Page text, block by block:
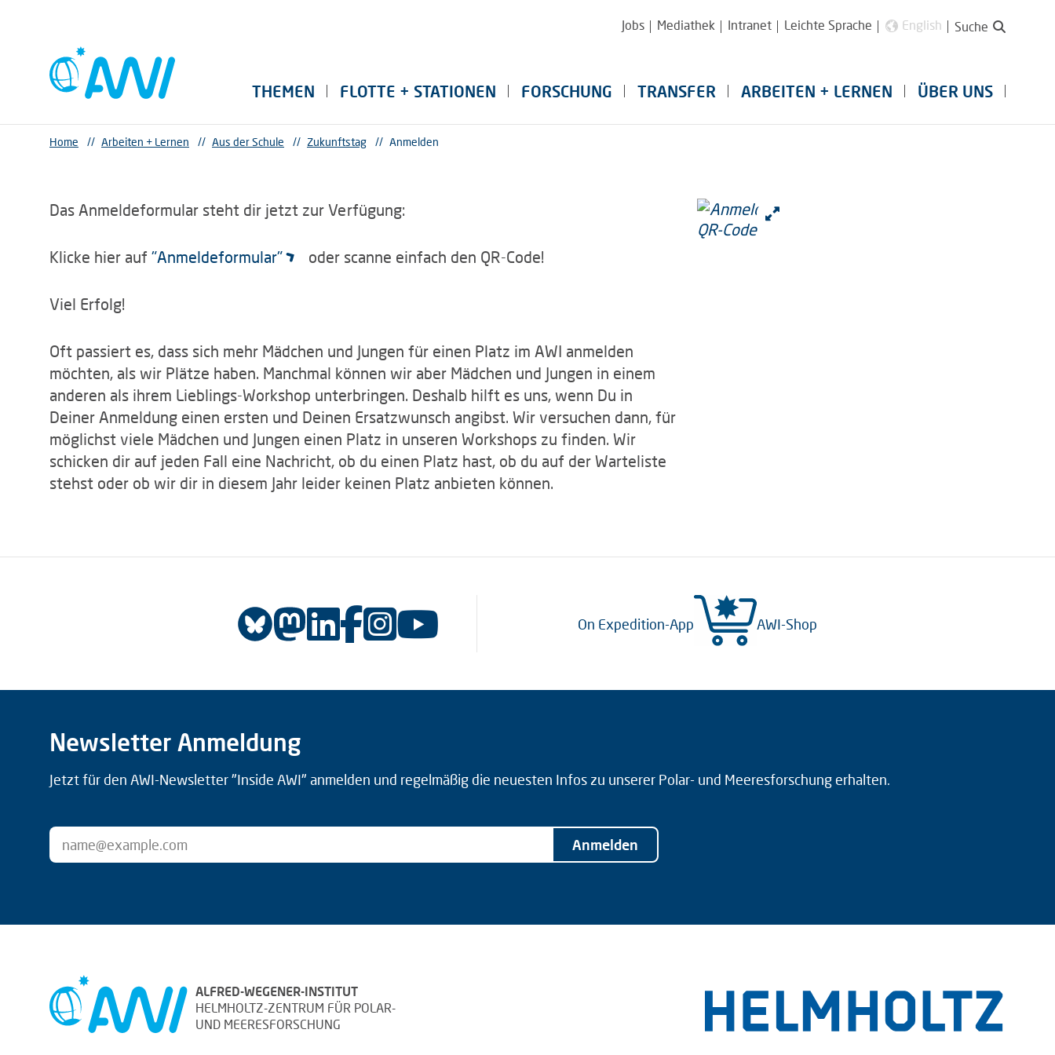
Jobs Mediathek Intranet Leichte Sprache English Suche
THEMEN FLOTTE + STATIONEN FORSCHUNG TRANSFER ARBEITEN + LERNEN ÜBER UNS
Home // Arbeiten + Lernen // Aus der Schule // Zukunftstag // Anmelden
Das Anmeldeformular steht dir jetzt zur Verfügung:
Klicke hier auf "Anmeldeformular" oder scanne einfach den QR-Code!
Viel Erfolg!
Oft passiert es, dass sich mehr Mädchen und Jungen für einen Platz im AWI anmelden
möchten, als wir Plätze haben. Manchmal können wir aber Mädchen und Jungen in einem
anderen als ihrem Lieblings-Workshop unterbringen. Deshalb hilft es uns, wenn Du in
Deiner Anmeldung einen ersten und Deinen Ersatzwunsch angibst. Wir versuchen dann, für
möglichst viele Mädchen und Jungen einen Platz in unseren Workshops zu finden. Wir
schicken dir auf jeden Fall eine Nachricht, ob du einen Platz hast, ob du auf der Warteliste
stehst oder ob wir dir in diesem Jahr leider keinen Platz anbieten können.
On Expedition-App AWI-Shop
Newsletter Anmeldung
Jetzt für den AWI-Newsletter "Inside AWI" anmelden und regelmäßig die neuesten Infos zu unserer Polar- und Meeresforschung erhalten.
Anmelden
ALFRED-WEGENER-INSTITUT
HELMHOLTZ-ZENTRUM FÜR POLAR-
UND MEERESFORSCHUNG